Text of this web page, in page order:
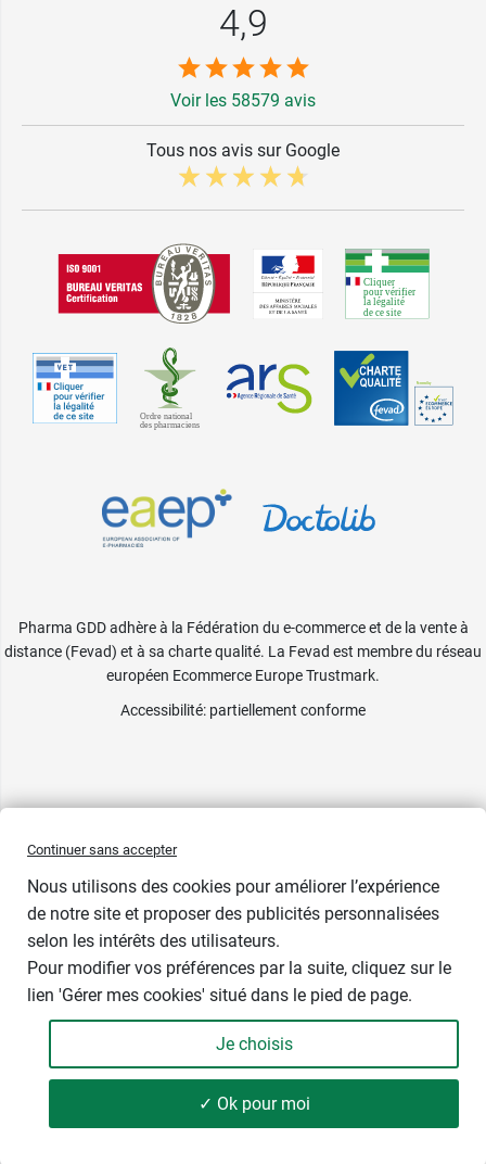
- +
Ajouter
4,9
Voir les 58579 avis
Tous nos avis sur Google
Pharma GDD adhère à la Fédération du e-commerce et de la vente à
distance (Fevad) et à sa charte qualité. La Fevad est membre du réseau
européen Ecommerce Europe Trustmark.
Accessibilité: partiellement conforme
Continuer sans accepter
Nous utilisons des cookies pour améliorer l’expérience
de notre site et proposer des publicités personnalisées
selon les intérêts des utilisateurs.
Pour modifier vos préférences par la suite, cliquez sur le
lien 'Gérer mes cookies' situé dans le pied de page.
Je choisis
✓ Ok pour moi